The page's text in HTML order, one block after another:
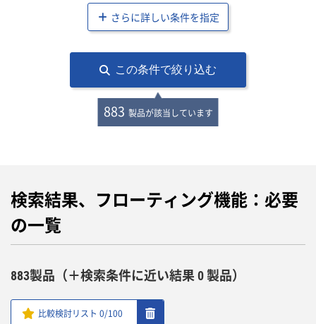
さらに詳しい条件を指定
この条件で絞り込む
883 製品が該当しています
検索結果、フローティング機能：必要
の一覧
883製品（＋検索条件に近い結果 0 製品）
比較検討リスト 0/100